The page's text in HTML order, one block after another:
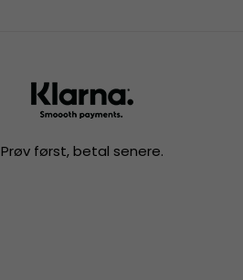
Prøv først, betal senere.